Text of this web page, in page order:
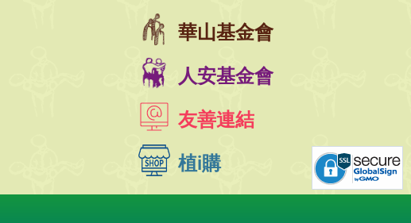
華山基金會
人安基金會
友善連結
植i購